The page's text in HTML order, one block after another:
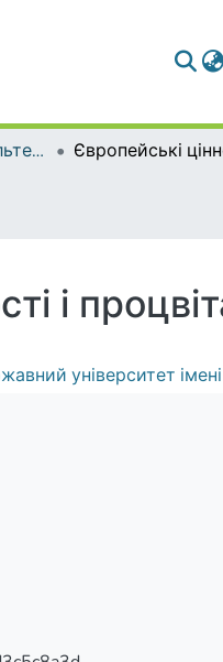
Наукові праці Факультету соціології та соціальної політики
і
університет